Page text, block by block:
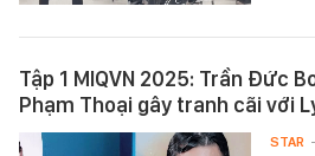
Tập 1 MIQVN 2025: Trần Đức
Phạm Thoại gây tranh cãi với
STAR